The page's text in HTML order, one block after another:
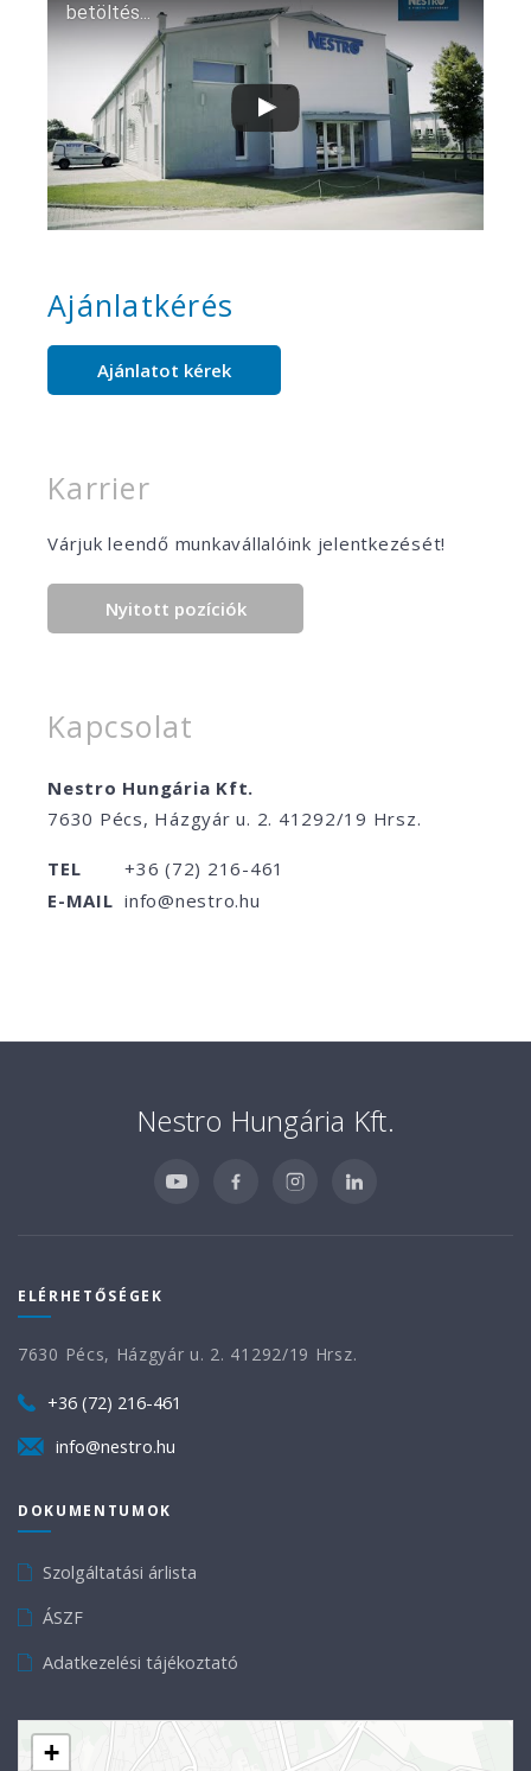
betöltés...
Ajánlatkérés
Ajánlatot kérek
Karrier
Várjuk leendő munkavállalóink jelentkezését!
Nyitott pozíciók
Kapcsolat
Nestro Hungária Kft.
7630 Pécs, Házgyár u. 2. 41292/19 Hrsz.
TEL
+36 (72) 216-461
E-MAIL info@nestro.hu
Nestro Hungária Kft.
ELÉRHETŐSÉGEK
7630 Pécs, Házgyár u. 2. 41292/19 Hrsz.
+36 (72) 216-461
info@nestro.hu
DOKUMENTUMOK
Szolgáltatási árlista
ÁSZF
Adatkezelési tájékoztató
+